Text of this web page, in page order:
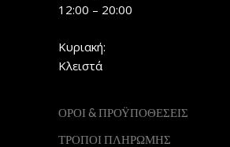
12:00 – 20:00
Κυριακή:
Κλειστά
ΟΡΟΙ & ΠΡΟΫΠΟΘΕΣΕΙΣ
ΤΡΟΠΟΙ ΠΛΗΡΩΜΗΣ